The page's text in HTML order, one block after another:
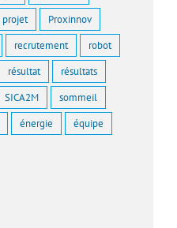
projet Proxinnov
recrutement robot
résultat résultats
SICA2M sommeil
énergie équipe